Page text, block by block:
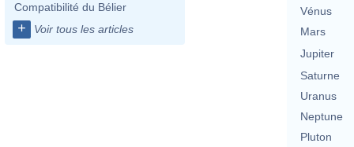
Compatibilité du Bélier
+ Voir tous les articles
Vénus
Mars
Jupiter
Saturne
Uranus
Neptune
Pluton